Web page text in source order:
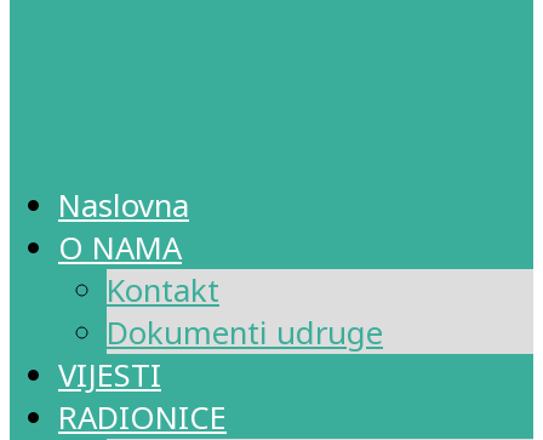
Naslovna
O NAMA
Kontakt
Dokumenti udruge
VIJESTI
RADIONICE